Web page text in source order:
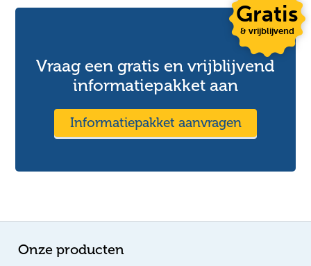
Vraag een gratis en vrijblijvend
informatiepakket aan
Informatiepakket aanvragen
Gratis
& vrijblijvend
Onze producten